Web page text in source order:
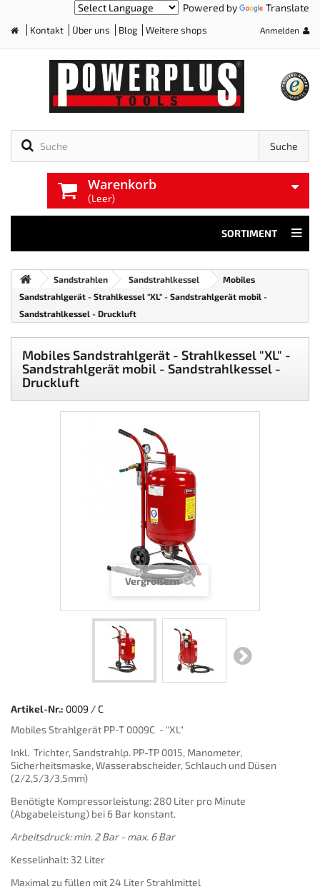
Powered by Translate
Kontakt Über uns Blog Weitere shops Anmelden
Suche
Warenkorb
(Leer)
SORTIMENT
Sandstrahlen Sandstrahlkessel
Mobiles
Sandstrahlgerät - Strahlkessel "XL" - Sandstrahlgerät mobil -
Sandstrahlkessel - Druckluft
Mobiles Sandstrahlgerät - Strahlkessel "XL" -
Sandstrahlgerät mobil - Sandstrahlkessel -
Druckluft
Vergrößern
Artikel-Nr.: 0009 / C
Mobiles Strahlgerät PP-T 0009C - "XL"
Inkl. Trichter, Sandstrahlp. PP-TP 0015, Manometer,
Sicherheitsmaske, Wasserabscheider, Schlauch und Düsen
(2/2,5/3/3,5mm)
Benötigte Kompressorleistung: 280 Liter pro Minute
(Abgabeleistung) bei 6 Bar konstant.
Arbeitsdruck: min. 2 Bar - max. 6 Bar
Kesselinhalt: 32 Liter
Maximal zu füllen mit 24 Liter Strahlmittel